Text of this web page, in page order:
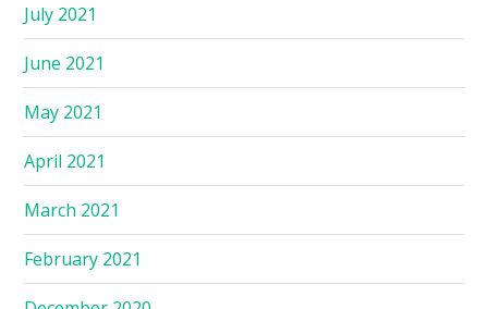
July 2021
June 2021
May 2021
April 2021
March 2021
February 2021